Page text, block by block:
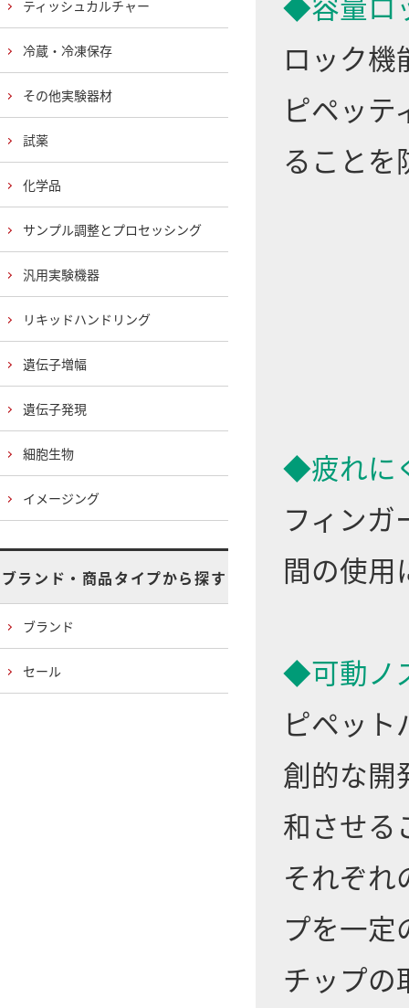
ロック機
ピペッ
ることを
◆疲れに
フィン
間の使用
◆可動ノ
ピペッ
創的な開
和させる
それぞれ
プを一定
チップの
ティッシュカルチャー
冷蔵・冷凍保存
その他実験器材
試薬
化学品
サンプル調整とプロセッシング
汎用実験機器
リキッドハンドリング
遺伝子増幅
遺伝子発現
細胞生物
イメージング
ブランド・商品タイプから探す
ブランド
セール